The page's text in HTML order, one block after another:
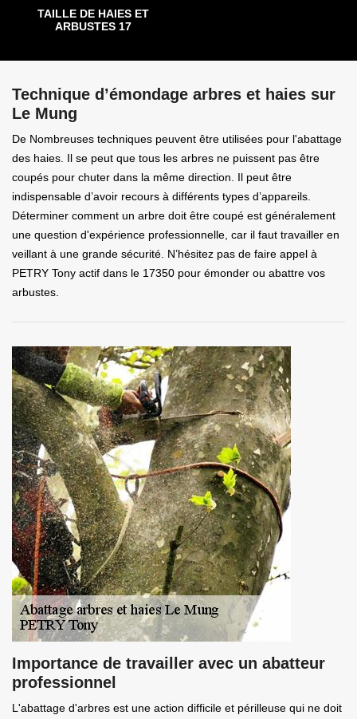
TAILLE DE HAIES ET
ARBUSTES 17
Technique d’émondage arbres et haies sur
Le Mung
De Nombreuses techniques peuvent être utilisées pour l'abattage
des haies. Il se peut que tous les arbres ne puissent pas être
coupés pour chuter dans la même direction. Il peut être
indispensable d’avoir recours à différents types d’appareils.
Déterminer comment un arbre doit être coupé est généralement
une question d'expérience professionnelle, car il faut travailler en
veillant à une grande sécurité. N’hésitez pas de faire appel à
PETRY Tony actif dans le 17350 pour émonder ou abattre vos
arbustes.
Importance de travailler avec un abatteur
professionnel
L'abattage d'arbres est une action difficile et périlleuse qui ne doit